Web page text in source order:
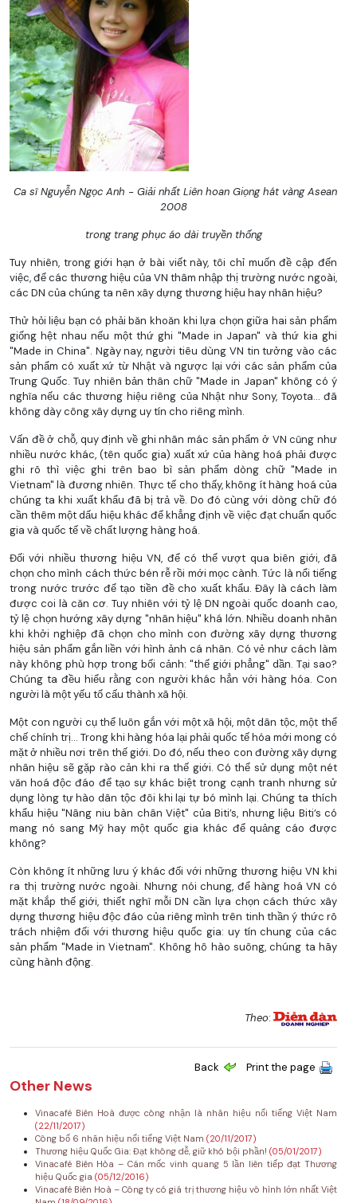
Ca sĩ Nguyễn Ngọc Anh - Giải nhất Liên hoan Giọng hát vàng Asean
2008
trong trang phục áo dài truyền thống
Tuy nhiên, trong giới hạn ở bài viết này, tôi chỉ muốn đề cập đến
việc, để các thương hiệu của VN thâm nhập thị trường nước ngoài,
các DN của chúng ta nên xây dựng thương hiệu hay nhân hiệu?
Thử hỏi liệu bạn có phải băn khoăn khi lựa chọn giữa hai sản phẩm
giống hệt nhau nếu một thứ ghi "Made in Japan" và thứ kia ghi
"Made in China". Ngày nay, người tiêu dùng VN tin tưởng vào các
sản phẩm có xuất xứ từ Nhật và ngược lại với các sản phẩm của
Trung Quốc. Tuy nhiên bản thân chữ "Made in Japan" không có ý
nghĩa nếu các thương hiệu riêng của Nhật như Sony, Toyota... đã
không dày công xây dựng uy tín cho riêng mình.
Vấn đề ở chỗ, quy định về ghi nhãn mác sản phẩm ở VN cũng như
nhiều nước khác, (tên quốc gia) xuất xứ của hàng hoá phải được
ghi rõ thì việc ghi trên bao bì sản phẩm dòng chữ "Made in
Vietnam" là đương nhiên. Thực tế cho thấy, không ít hàng hoá của
chúng ta khi xuất khẩu đã bị trả về. Do đó cùng với dòng chữ đó
cần thêm một dấu hiệu khác để khẳng định về việc đạt chuẩn quốc
gia và quốc tế về chất lượng hàng hoá.
Đối với nhiều thương hiệu VN, để có thể vượt qua biên giới, đã
chọn cho mình cách thức bén rễ rồi mới mọc cành. Tức là nổi tiếng
trong nước trước để tạo tiền đề cho xuất khẩu. Đây là cách làm
được coi là căn cơ. Tuy nhiên với tỷ lệ DN ngoài quốc doanh cao,
tỷ lệ chọn hướng xây dựng "nhân hiệu" khá lớn. Nhiều doanh nhân
khi khởi nghiệp đã chọn cho mình con đường xây dựng thương
hiệu sản phẩm gắn liền với hình ảnh cá nhân. Có vẻ như cách làm
này không phù hợp trong bối cảnh: "thế giới phẳng" dần. Tại sao?
Chúng ta đều hiểu rằng con người khác hẳn với hàng hóa. Con
người là một yếu tố cấu thành xã hội.
Một con người cụ thể luôn gắn với một xã hội, một dân tộc, một thể
chế chính trị... Trong khi hàng hóa lại phải quốc tế hóa mới mong có
mặt ở nhiều nơi trên thế giới. Do đó, nếu theo con đường xây dựng
nhân hiệu sẽ gặp rào cản khi ra thế giới. Có thể sử dụng một nét
văn hoá độc đáo để tạo sự khác biệt trong cạnh tranh nhưng sử
dụng lòng tự hào dân tộc đôi khi lại tự bó mình lại. Chúng ta thích
khẩu hiệu "Nâng niu bàn chân Việt" của Biti’s, nhưng liệu Biti’s có
mang nó sang Mỹ hay một quốc gia khác để quảng cáo được
không?
Còn không ít những lưu ý khác đối với những thương hiệu VN khi
ra thị trường nước ngoài. Nhưng nói chung, để hàng hoá VN có
mặt khắp thế giới, thiết nghĩ mỗi DN cần lựa chọn cách thức xây
dựng thương hiệu độc đáo của riêng mình trên tinh thần ý thức rõ
trách nhiệm đối với thương hiệu quốc gia: uy tín chung của các
sản phẩm "Made in Vietnam". Không hô hào suông, chúng ta hãy
cùng hành động.
Theo:
Back Print the page
Other News
Vinacafé Biên Hoà được công nhận là nhãn hiệu nổi tiếng Việt Nam
(22/11/2017)
Công bố 6 nhãn hiệu nổi tiếng Việt Nam (20/11/2017)
Thương hiệu Quốc Gia: Đạt không dễ, giữ khó bội phần! (05/01/2017)
Vinacafé Biên Hòa – Cán mốc vinh quang 5 lần liên tiếp đạt Thương
hiệu Quốc gia (05/12/2016)
Vinacafé Biên Hoà – Công ty có giá trị thương hiệu vô hình lớn nhất Việt